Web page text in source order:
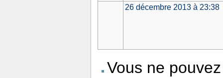
26 décembre 2013 à 23:38
Vous ne